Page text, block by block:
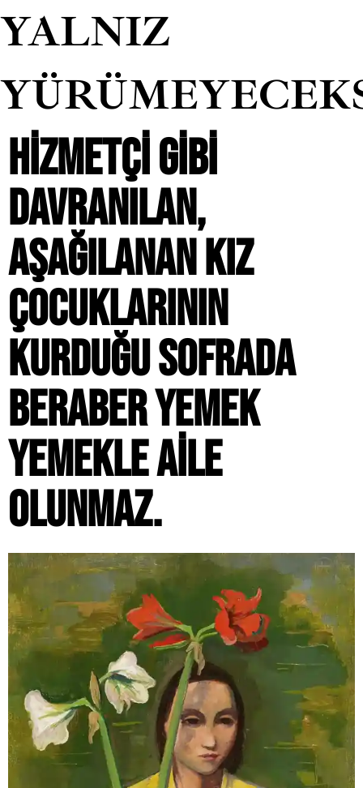
YALNIZ
HIZMETÇI GIBI
DAVRANILAN,
AŞAĞILANAN KIZ
ÇOCUKLARININ
KURDUĞU SOFRADA
BERABER YEMEK
YEMEKLE AILE
OLUNMAZ.